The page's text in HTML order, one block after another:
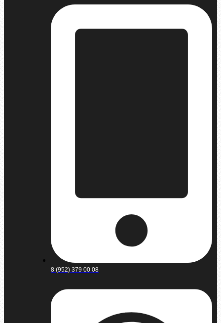
8 (952) 379 00 08